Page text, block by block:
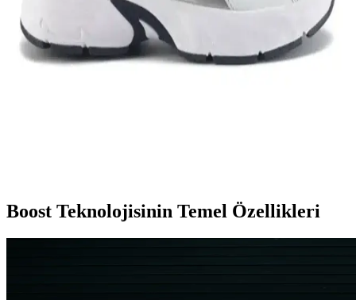
HİLL Unisex Metal Taç Karşılaştırması
İki popüler spor tacını detaylı karşılaştırıyoruz: dayanıklılık, tasarım
ve kullanıcı memnuniyetine odaklanın.
Boost Teknolojisinin Temel Özellikleri